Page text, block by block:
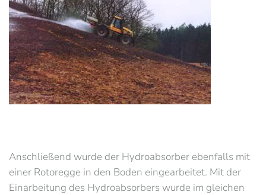
Anschließend wurde der Hydroabsorber ebenfalls mit
einer Rotoregge in den Boden eingearbeitet. Mit der
Einarbeitung des Hydroabsorbers wurde im gleichen